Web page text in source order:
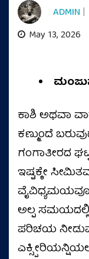
ADMIN |
May 13, 2026
ಕಾಶಿ ಅಥವಾ
ಕಣ್ಮುಂದೆ
ಗಂಗಾತೀರದ
ಇಷ್ಟಕ್ಕೇ
ಅಲ್ಪ
ಪರಿಚಯ